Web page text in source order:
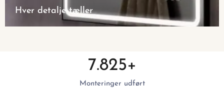
Hver detalje tæller
7.825+
Monteringer udført